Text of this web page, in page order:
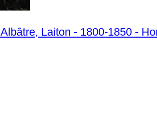
Pendule de cheminée - Albâtre, Laiton - 1800-